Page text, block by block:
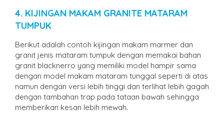
4. KIJINGAN MAKAM GRANITE MATARAM
TUMPUK
Berikut adalah contoh kijingan makam marmer dan
granit jenis mataram tumpuk dengan memakai bahan
granit blacknerro yang memiliki model hampir sama
dengan model makam mataram tunggal seperti di atas
namun dengan versi lebih tinggi dan terlihat lebih gagah
dengan tambahan trap pada tataan bawah sehingga
memberikan kesan lebih mewah.